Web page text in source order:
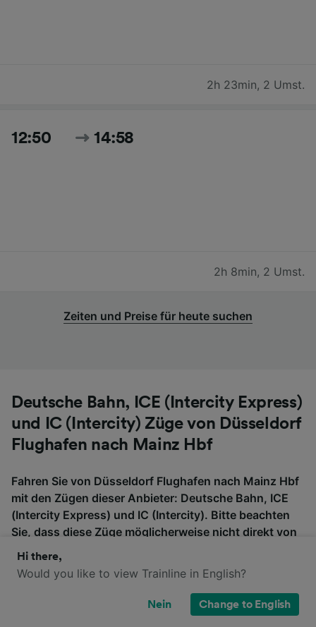
2h 23min, 2 Umst.
12:50 14:58
2h 8min, 2 Umst.
Zeiten und Preise für heute suchen
Deutsche Bahn, ICE (Intercity Express)
und IC (Intercity) Züge von Düsseldorf
Flughafen nach Mainz Hbf
Fahren Sie von Düsseldorf Flughafen nach Mainz Hbf
mit den Zügen dieser Anbieter: Deutsche Bahn, ICE
(Intercity Express) und IC (Intercity). Bitte beachten
Sie, dass diese Züge möglicherweise nicht direkt von
Düsseldorf Flughafen nach Mainz Hbf fahren, also
überprüfen Sie, ob Sie auf der Fahrt umsteigen
müssen, wenn Sie nach Tickets suchen.
Hi there,
Would you like to view Trainline in English?
Nein Change to English